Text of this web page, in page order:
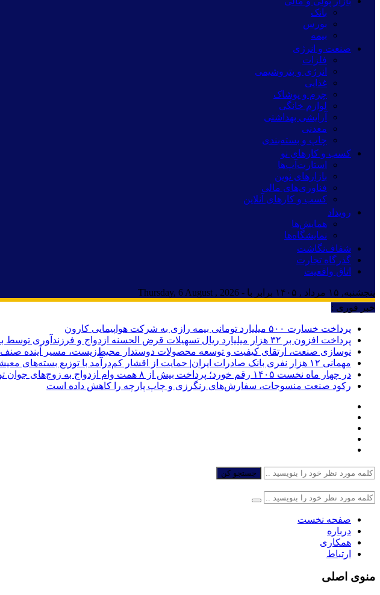
بانک
بورس
بیمه
صنعت و انرژی
فلزات
انرژی و پتروشیمی
غذایی
چرم و پوشاک
لوازم خانگی
آرایشی بهداشتی
معدنی
چاپ و بسته‌بندی
کسب و کارهای نو
استارت‌آپ‌ها
بازارهای نوین
فناوری‌های مالی
کسب و کارهای آنلاین
رویداد
همایش‌ها
نمایشگاه‌ها
شفاف‌نگاشت
گذرگاه تجارت
اتاق واقعیت
پنجشنبه, ۱۵ مرداد , ۱۴۰۵ برابر با - Thursday, 6 August , 2026
خبر فوری :
پرداخت خسارت ۵۰۰ میلیارد تومانی بیمه رازی به شرکت هواپیمایی کارون
پرداخت افزون بر ۳۲ هزار میلیارد ریال تسهیلات قرض الحسنه ازدواج و فرزندآوری توسط بانک کشاورزی
نوسازی صنعت، ارتقای کیفیت و توسعه محصولات دوستدار محیط‌زیست، مسیر آینده صنف
مهمانی ۱۲ هزار نفری بانک صادرات ایران| حمایت از اقشار کم‌درآمد با توزیع بسته‌های معیشتی
در چهار ماه نخست ۱۴۰۵ رقم خورد؛ پرداخت بیش از ۸ همت وام ازدواج به زوج‌های جوان توسط بانک ملی ایران
رکود صنعت منسوجات، سفارش‌های رنگرزی و چاپ پارچه را کاهش داده است
جستجو کن
صفحه نخست
درباره
همکاری
ارتباط
منوی اصلی